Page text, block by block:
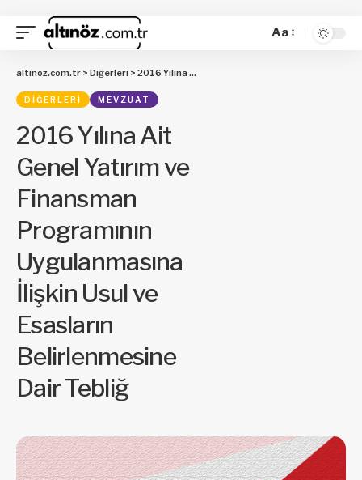
Aa
altinoz.com.tr > Diğerleri > 2016 Yılına Ait Genel Yatırım ve Finansman Programının Uygulanmasına İlişkin Usul ve Esasların Belirlenmesine Dair Tebliğ
DIĞERLERI MEVZUAT
2016 Yılına Ait
Genel Yatırım ve
Finansman
Programının
Uygulanmasına
İlişkin Usul ve
Esasların
Belirlenmesine
Dair Tebliğ